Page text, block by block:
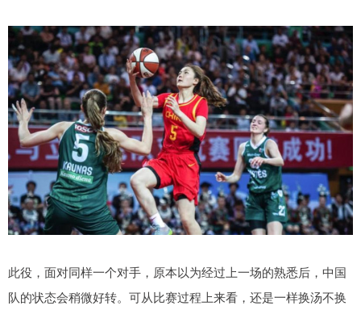
此役，面对同样一个对手，原本以为经过上一场的熟悉后，中国
队的状态会稍微好转。可从比赛过程上来看，还是一样换汤不换